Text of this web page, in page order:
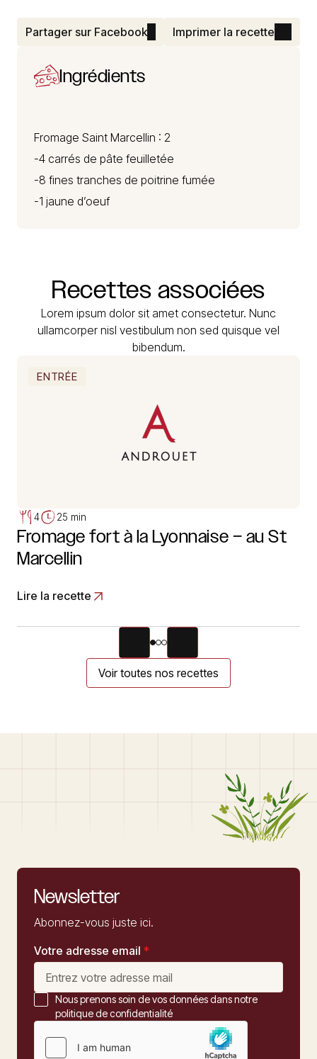
Partager sur Facebook Imprimer la recette
Ingrédients
Fromage Saint Marcellin : 2
-4 carrés de pâte feuilletée
-8 fines tranches de poitrine fumée
-1 jaune d’oeuf
Recettes associées
Lorem ipsum dolor sit amet consectetur. Nunc
ullamcorper nisl vestibulum non sed quisque vel
bibendum.
ENTRÉE
4 25 min
Fromage fort à la Lyonnaise – au St
Marcellin
Lire la recette
Voir toutes nos recettes
Newsletter
Abonnez-vous juste ici.
Votre adresse email *
Nous prenons soin de vos données dans notre
politique de confidentialité